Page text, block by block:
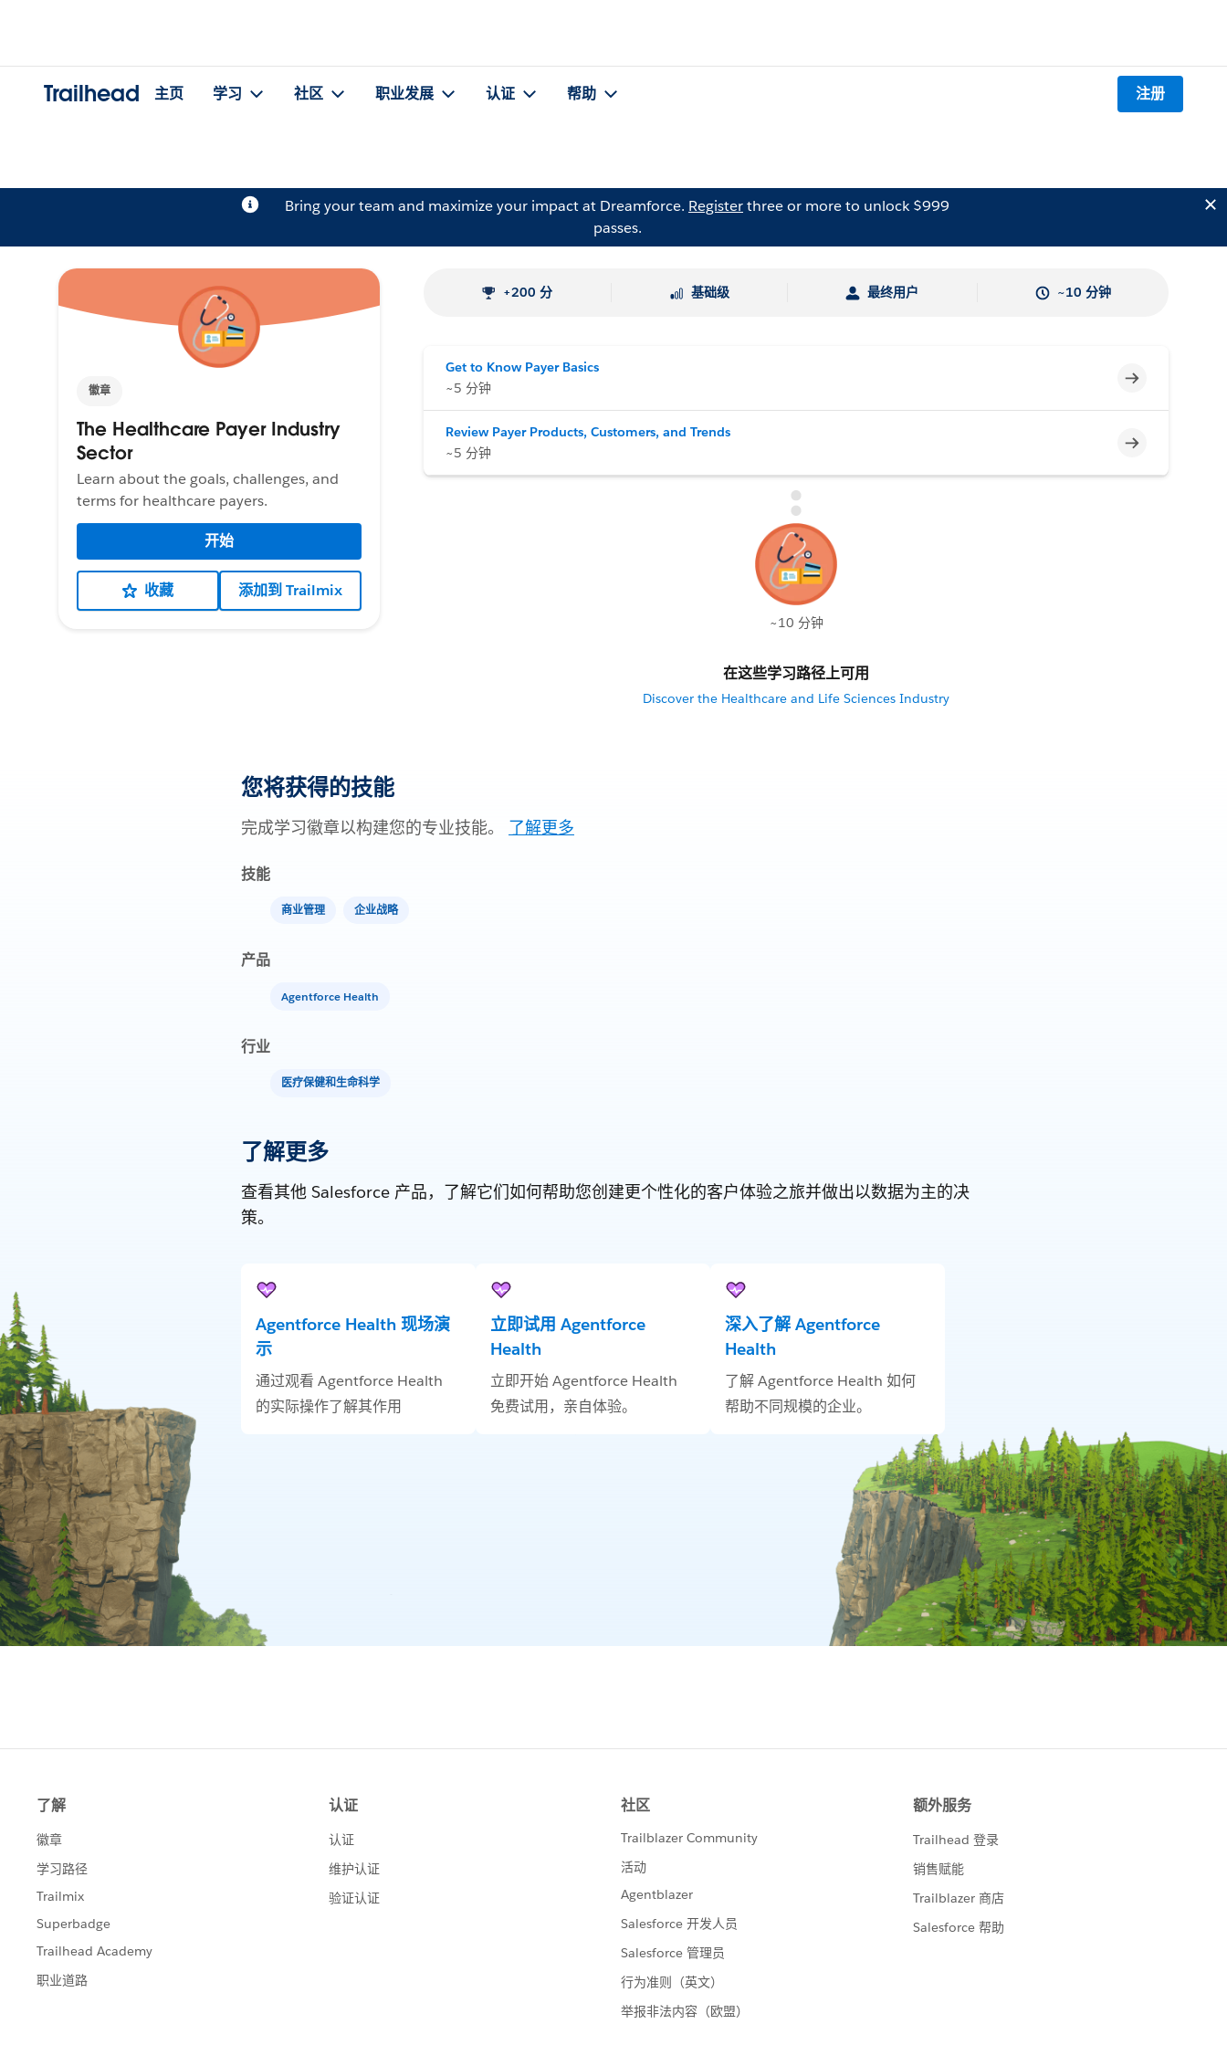
Trailhead 主页 学习 社区 职业发展 认证 帮助 注册
Bring your team and maximize your impact at Dreamforce. Registerthree or more to unlock $999
passes.
徽章
The Healthcare Payer Industry
Sector
Learn about the goals, challenges, and
terms for healthcare payers.
开始
收藏 添加到 Trailmix
+200 分 基础级 最终用户 ~10 分钟
Get to Know Payer Basics
~5 分钟
不完整
Review Payer Products, Customers, and Trends
~5 分钟
不完整
~10 分钟
在这些学习路径上可用
Discover the Healthcare and Life Sciences Industry
您将获得的技能
完成学习徽章以构建您的专业技能。 了解更多
技能
商业管理 企业战略
产品
Agentforce Health
行业
医疗保健和生命科学
了解更多
查看其他 Salesforce 产品，了解它们如何帮助您创建更个性化的客户体验之旅并做出以数据为主的决
策。
Agentforce Health 现场演
示
通过观看 Agentforce Health
的实际操作了解其作用
立即试用 Agentforce
Health
立即开始 Agentforce Health
免费试用，亲自体验。
深入了解 Agentforce
Health
了解 Agentforce Health 如何
帮助不同规模的企业。